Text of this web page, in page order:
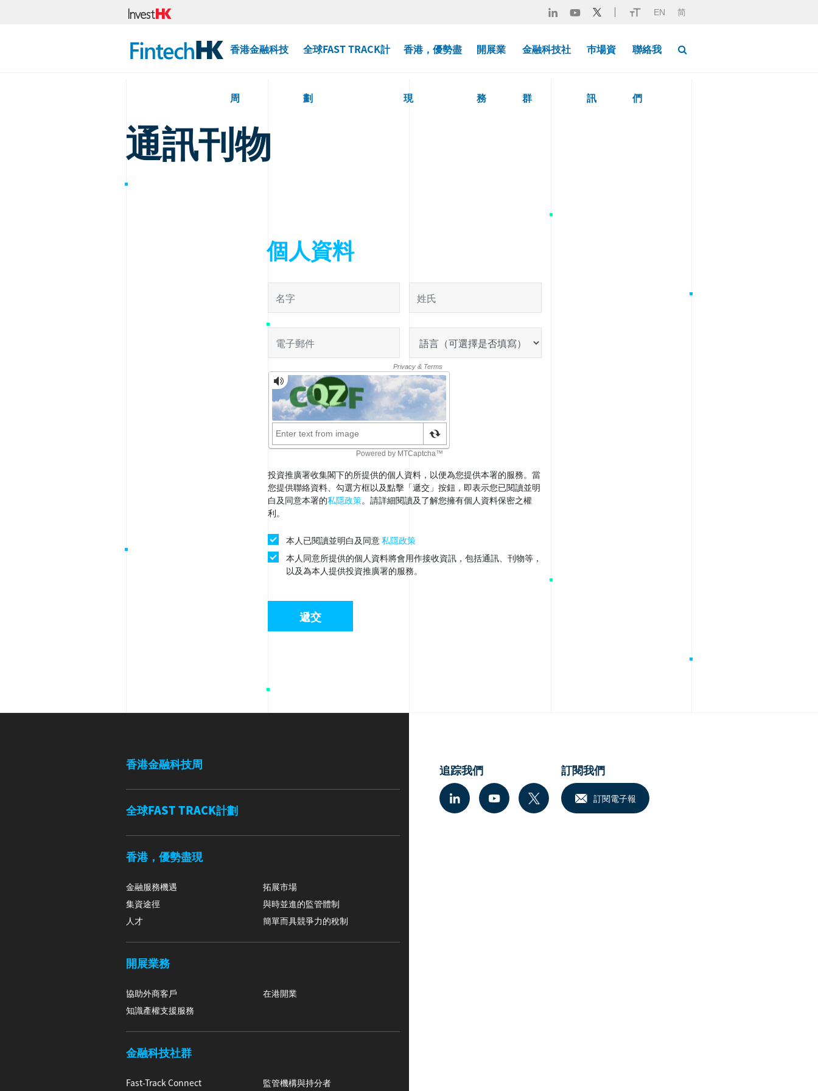
EN 简
香港金融科技
周
全球FAST TRACK計
劃
香港，優勢盡
現
開展業
務
金融科技社
群
巿場資
訊
聯絡我
們
Button Search Desktop
通訊刊物
個人資料
名字 姓氏
電子郵件 地點
投資推廣署收集閣下的所提供的個人資料，以便為您提供本署的服務。當
您提供聯絡資料、勾選方框以及點擊「遞交」按鈕，即表示您已閱讀並明
白及同意本署的私隱政策。請詳細閱讀及了解您擁有個人資料保密之權
利。
本人已閱讀並明白及同意私隱政策
本人同意所提供的個人資料將會用作接收資訊，包括通訊、刊物等，
以及為本人提供投資推廣署的服務。
遞交
香港金融科技周
全球FAST TRACK計劃
香港，優勢盡現
金融服務機遇
集資途徑
人才
拓展市場
與時並進的監管體制
簡單而具競爭力的稅制
開展業務
協助外商客戶
知識產權支援服務
在港開業
金融科技社群
Fast-Track Connect 監管機構與持分者
追踪我們 訂閱我們
訂閱電子報